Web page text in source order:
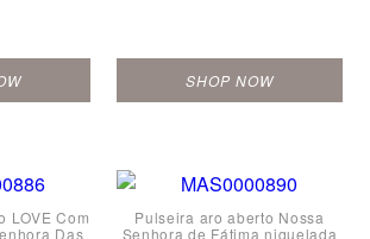
SHOP NOW
LOVE Com
Das
Pulseira aro aberto Nossa
Senhora de Fátima niquelada